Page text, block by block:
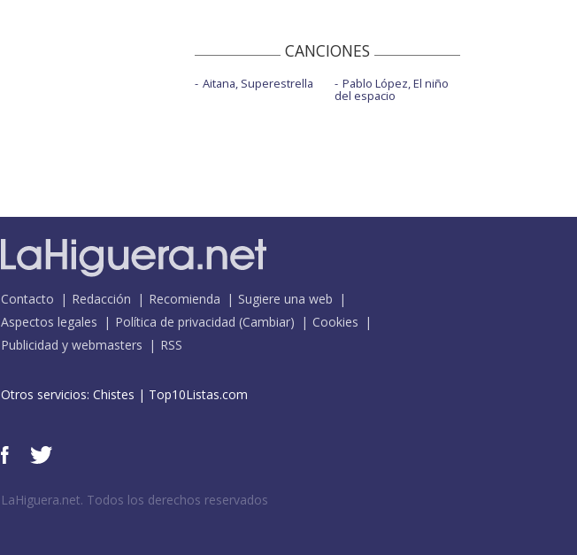
CANCIONES
Aitana, Superestrella Pablo López, El niño
del espacio
Contacto Redacción Recomienda
Sugiere una web
Aspectos legales
Política de privacidad (Cambiar)
Cookies
Publicidad y webmasters
RSS
Otros servicios: Chistes | Top10Listas.com
LaHiguera.net. Todos los derechos reservados